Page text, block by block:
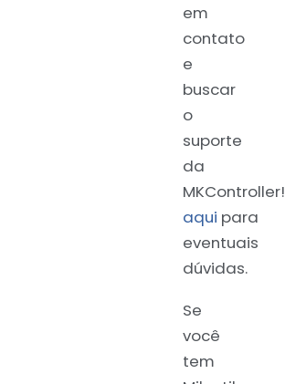
em
contato
e
buscar
o
suporte
da
MKController!
aqui para
eventuais
dúvidas.
Se
você
tem